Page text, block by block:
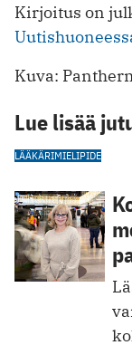
Kirjoitus on
Kuva:
Lue lisää
LÄÄKÄRIMIELIPIDE